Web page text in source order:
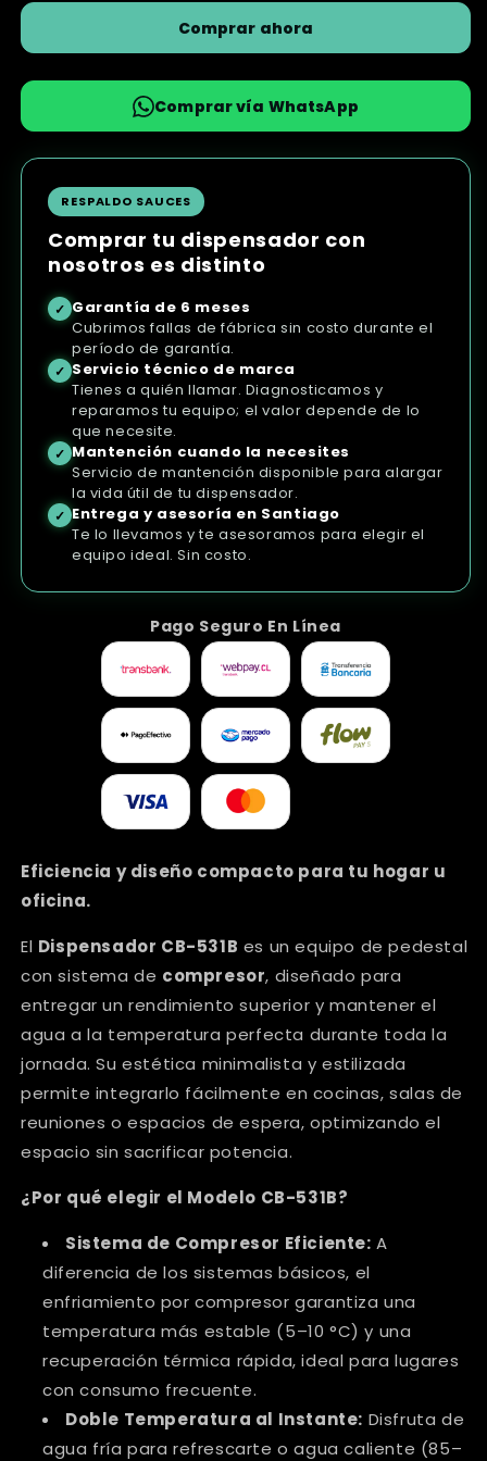
Compresor
CB-
Compresor
Modelo
CB-
Comprar ahora
Comprar vía WhatsApp
RESPALDO SAUCES
Comprar tu dispensador con
nosotros es distinto
✓ Garantía de 6 meses
Cubrimos fallas de fábrica sin costo durante el
período de garantía.
✓ Servicio técnico de marca
Tienes a quién llamar. Diagnosticamos y
reparamos tu equipo; el valor depende de lo
que necesite.
✓ Mantención cuando la necesites
Servicio de mantención disponible para alargar
la vida útil de tu dispensador.
✓ Entrega y asesoría en Santiago
Te lo llevamos y te asesoramos para elegir el
equipo ideal. Sin costo.
Pago Seguro En Línea
Eficiencia y diseño compacto para tu hogar u
oficina.
El Dispensador CB-531B es un equipo de pedestal
con sistema de compresor, diseñado para
entregar un rendimiento superior y mantener el
agua a la temperatura perfecta durante toda la
jornada. Su estética minimalista y estilizada
permite integrarlo fácilmente en cocinas, salas de
reuniones o espacios de espera, optimizando el
espacio sin sacrificar potencia.
¿Por qué elegir el Modelo CB-531B?
Sistema de Compresor Eficiente: A
diferencia de los sistemas básicos, el
enfriamiento por compresor garantiza una
temperatura más estable (5–10 °C) y una
recuperación térmica rápida, ideal para lugares
con consumo frecuente.
Doble Temperatura al Instante: Disfruta de
agua fría para refrescarte o agua caliente (85–